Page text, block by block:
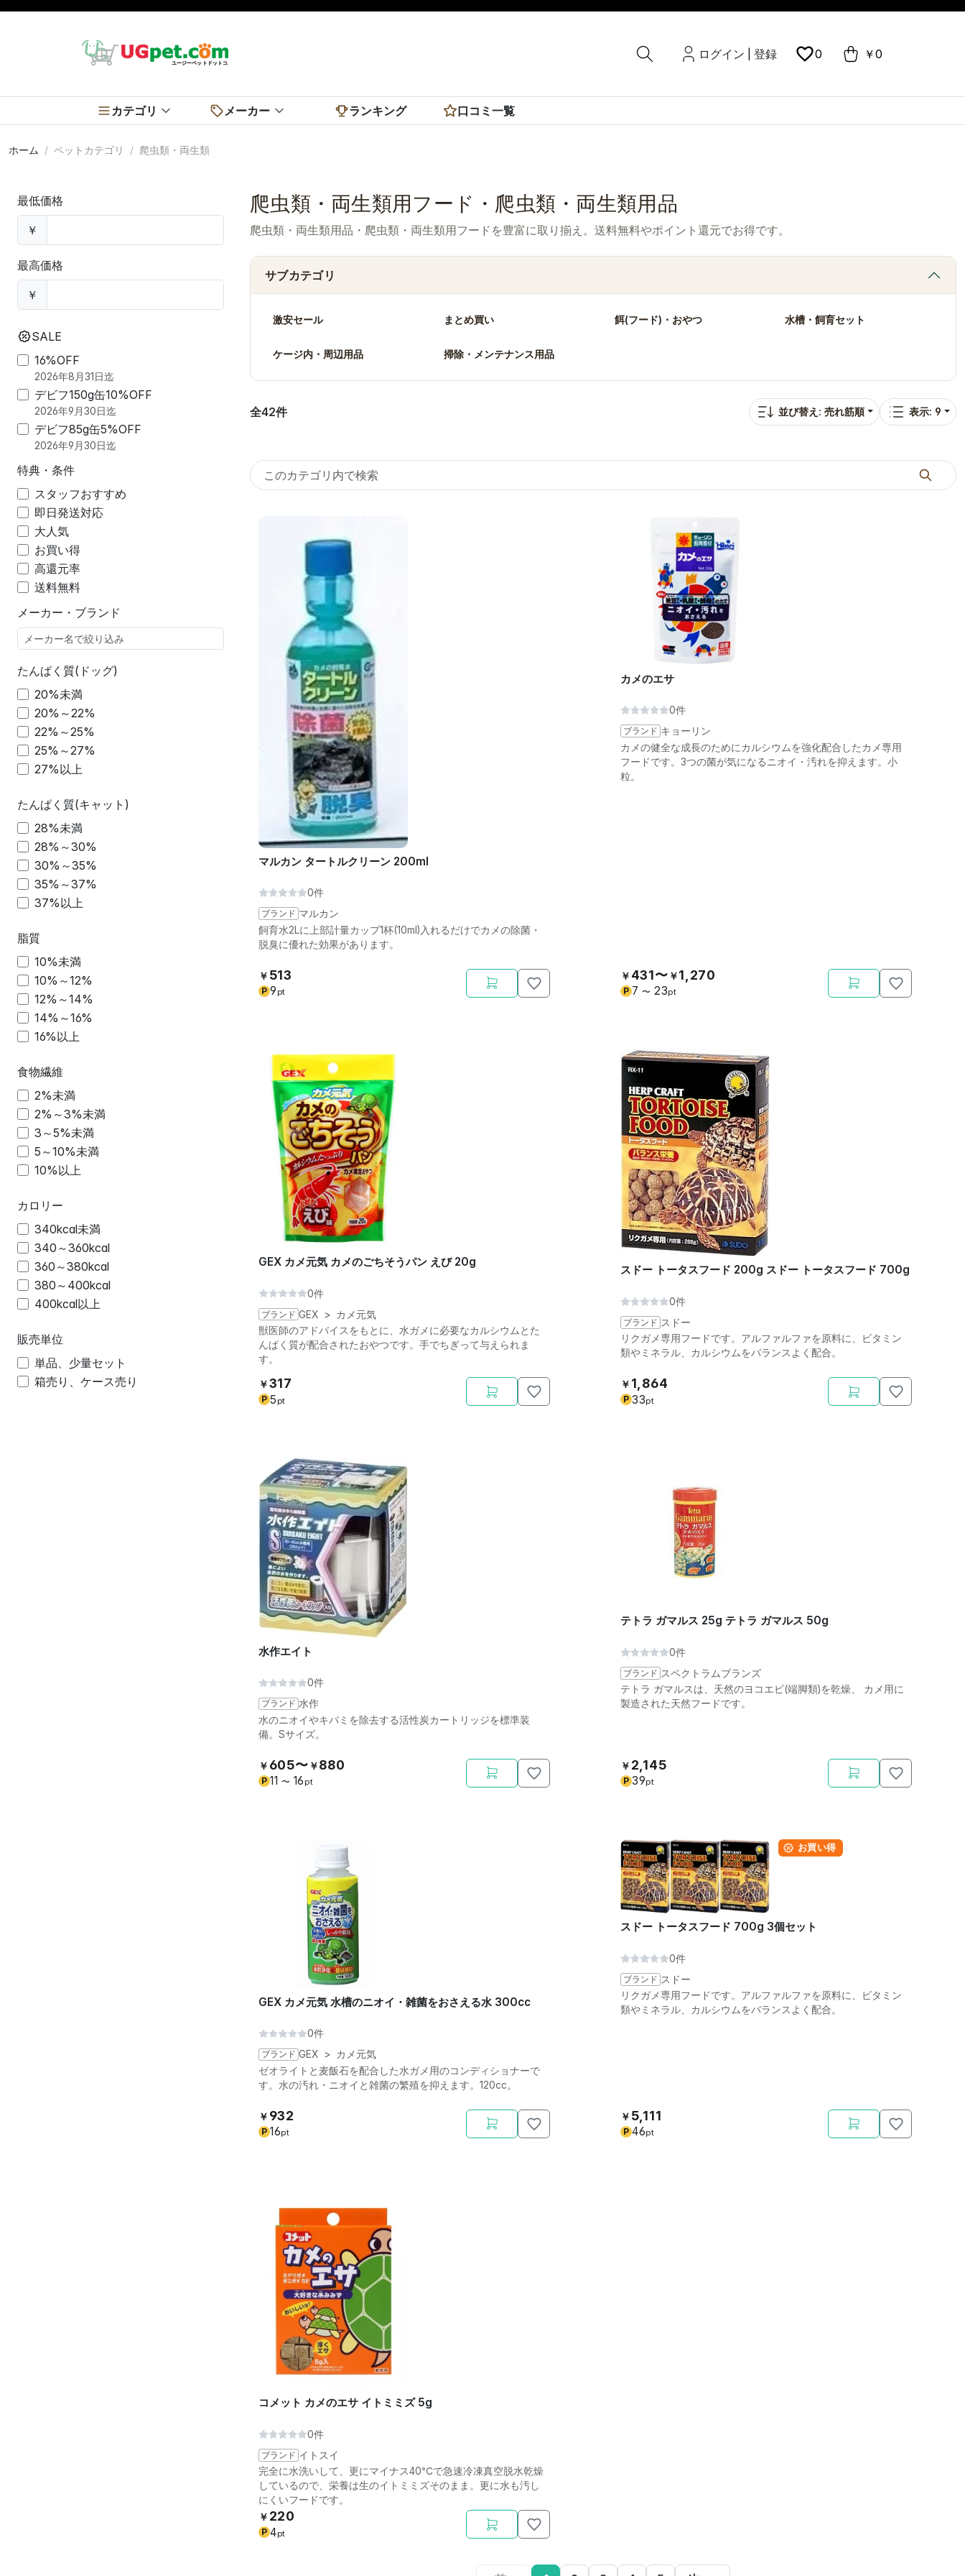
ログイン 登録 0 ￥0
カテゴリ メーカー ランキング 口コミ一覧
ホーム ペットカテゴリ 爬虫類・両生類
最低価格
￥
最高価格
￥
SALE
16%OFF
2026年8月31日迄
デビフ150g缶10%OFF
2026年9月30日迄
デビフ85g缶5%OFF
2026年9月30日迄
特典・条件
スタッフおすすめ
即日発送対応
大人気
お買い得
高還元率
送料無料
メーカー・ブランド
たんぱく質(ドッグ)
20%未満
20%～22%
22%～25%
25%～27%
27%以上
たんぱく質(キャット)
28%未満
28%～30%
30%～35%
35%～37%
37%以上
脂質
10%未満
10%～12%
12%～14%
14%～16%
16%以上
食物繊維
2%未満
2%～3%未満
3～5%未満
5～10%未満
10%以上
カロリー
340kcal未満
340～360kcal
360～380kcal
380～400kcal
400kcal以上
販売単位
単品、少量セット
箱売り、ケース売り
爬虫類・両生類用フード・爬虫類・両生類用品
爬虫類・両生類用品・爬虫類・両生類用フードを豊富に取り揃え。送料無料やポイント還元でお得です。
サブカテゴリ
激安セール まとめ買い 餌(フード)・おやつ 水槽・飼育セット
ケージ内・周辺用品 掃除・メンテナンス用品
全42件 並び替え: 売れ筋順 表示: 9
マルカン タートルクリーン 200ml
0件
ブランド マルカン
飼育水2Lに上部計量カップ1杯(10ml)入れるだけでカメの除菌・
脱臭に優れた効果があります。
￥ 513
P 9 pt
カメのエサ
0件
ブランド キョーリン
カメの健全な成長のためにカルシウムを強化配合したカメ専用
フードです。3つの菌が気になるニオイ・汚れを抑えます。小
粒。
￥ 431〜 ￥1,270
P 7 〜 23pt
GEX カメ元気 カメのごちそうパン えび 20g
0件
ブランド GEX > カメ元気
獣医師のアドバイスをもとに、水ガメに必要なカルシウムとた
んぱく質が配合されたおやつです。手でちぎって与えられま
す。
￥317
P 5 pt
スドー トータスフード 200g スドー トータスフード 700g
0件
ブランド スドー
リクガメ専用フードです。アルファルファを原料に、ビタミン
類やミネラル、カルシウムをバランスよく配合。
￥ 1,864
P 33pt
水作エイト
0件
ブランド 水作
水のニオイやキバミを除去する活性炭カートリッジを標準装
備。Sサイズ。
￥ 605〜 ￥880
P 11 〜 16 pt
テトラ ガマルス 25g テトラ ガマルス 50g
0件
ブランド スペクトラムブランズ
テトラ ガマルスは、天然のヨコエビ(端脚類)を乾燥、 カメ用に
製造された天然フードです。
￥ 2,145
P 39pt
GEX カメ元気 水槽のニオイ・雑菌をおさえる水 300cc
0件
ブランド GEX > カメ元気
ゼオライトと麦飯石を配合した水ガメ用のコンディショナーで
す。水の汚れ・ニオイと雑菌の繁殖を抑えます。120cc。
￥ 932
P 16pt
お買い得
スドー トータスフード 700g 3個セット
0件
ブランド スドー
リクガメ専用フードです。アルファルファを原料に、ビタミン
類やミネラル、カルシウムをバランスよく配合。
￥ 5,111
P 46pt
コメット カメのエサ イトミミズ 5g
0件
ブランド イトスイ
完全に水洗いして、更にマイナス40℃で急速冷凍真空脱水乾燥
しているので、栄養は生のイトミミズそのまま。更に水も汚し
にくいフードです。
￥ 220
P 4pt